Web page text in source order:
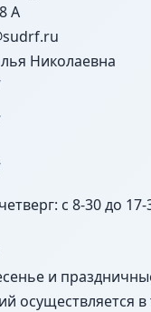
А
Николаевна
с 8-30 до
и
осуществляется